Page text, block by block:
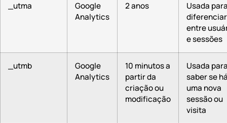
_utma
Google
Analytics
2 anos
Usada
diferenciar
entre
e sessões
_utmb
Google
Analytics
10 minutos a
partir da
criação ou
modificação
Usada
saber se
uma nova
sessão ou
visita